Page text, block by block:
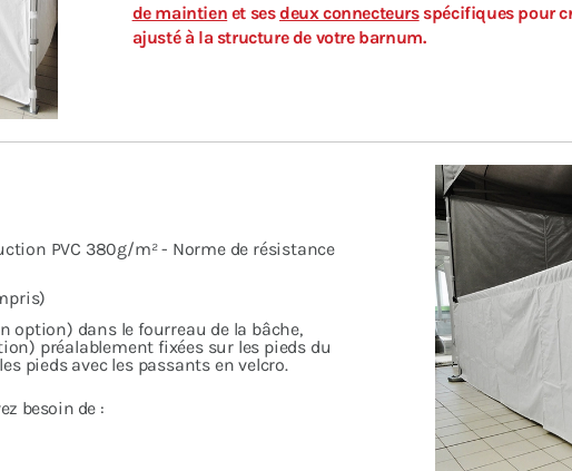
de maintien et sesdeux connecteursspécifiques pour
ajusté à la structure de votre barnum.
PVC 380g/m² - Norme de résistance
option) dans le fourreau de la bâche,
préalablement fixées sur les pieds du
pieds avec les passants en velcro.
besoin de :